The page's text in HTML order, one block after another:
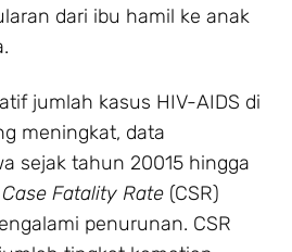
dari ibu hamil ke anak
jumlah kasus HIV-AIDS di
meningkat, data
sejak tahun 20015 hingga
Case Fatality Rate (CSR)
penurunan. CSR